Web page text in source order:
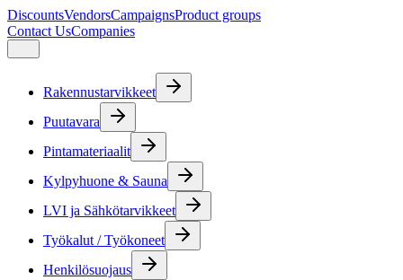
DiscountsVendorsCampaignsProduct groups
Contact UsCompanies
Rakennustarvikkeet
Puutavara
Pintamateriaalit
Kylpyhuone & Sauna
LVI ja Sähkötarvikkeet
Työkalut / Työkoneet
Henkilösuojaus